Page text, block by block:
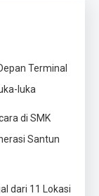
Terminal
luka
di SMK
Santun
dari 11 Lokasi